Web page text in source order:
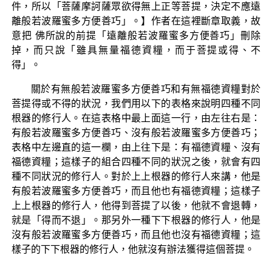
件，所以「菩薩摩訶薩眾欲得無上正等菩提，決定不應遠
離般若波羅蜜多方便善巧」。】作者在這裡斷章取義，故
意把 佛所說的前提「遠離般若波羅蜜多方便善巧」刪除
掉，而只說「雖具無量福德資糧，而于菩提或得、不
得」。
關於有無般若波羅蜜多方便善巧和有無福德資糧對於
菩提得或不得的狀況，我們用以下的表格來說明四種不同
根器的修行人。在這表格中最上面這一行，由左往右是：
有般若波羅蜜多方便善巧、沒有般若波羅蜜多方便善巧；
表格中左邊直的這一欄，由上往下是：有福德資糧、沒有
福德資糧；這樣子的組合四種不同的狀況之後，就會有四
種不同狀況的修行人。對於上上根器的修行人來講，他是
有般若波羅蜜多方便善巧，而且他也有福德資糧；這樣子
上上根器的修行人，他得到菩提了以後，他就不會退轉，
就是「得而不退」。那另外一種下下根器的修行人，他是
沒有般若波羅蜜多方便善巧，而且他也沒有福德資糧；這
樣子的下下根器的修行人，他就沒有辦法獲得這個菩提。